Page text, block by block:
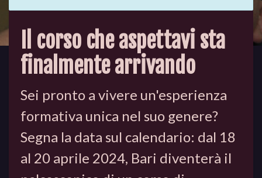
Il corso che aspettavi sta
finalmente arrivando
Sei pronto a vivere un'esperienza
formativa unica nel suo genere?
Segna la data sul calendario: dal 18
al 20 aprile 2024, Bari diventerà il